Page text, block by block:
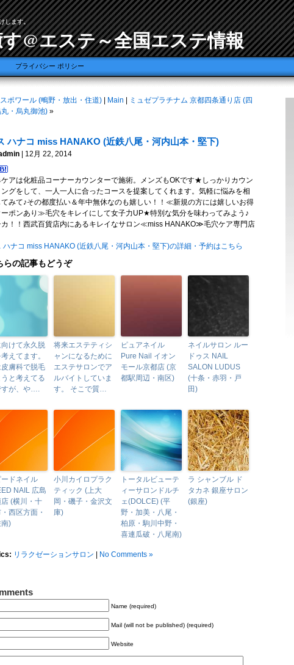
します。
@エステ～全国エステ情報
プライバシー ポリシー
ポワール (鴫野・放出・住道) Main
ミュゼプラチナム 京都四条通り店 (四
・烏丸御池) »
ハナコ miss HANAKO (近鉄八尾・河内山本・堅下)
| 12月 22, 2014
アは化粧品コーナーカウンターで施術。メンズもOKです★しっかりカウン
グをして、一人一人に合ったコースを提案してくれます。気軽に悩みを相
みて♪その都度払い＆年中無休なのも嬉しい！！≪新規の方には嬉しいお得
ーポンあり≫毛穴をキレイにして女子力UP★特別な気分を味わってみよう♪
カ！！西武百貨店内にあるキレイなサロン≪miss HANAKO≫毛穴ケア専門店
ハナコ miss HANAKO (近鉄八尾・河内山本・堅下)の詳細・予約はこちら
らの記事もどうぞ
向けて永久脱
えてます。
膚科で脱毛
うと考えてる
すが、や….
将来エステティシ
ャンになるために
エステサロンでア
ルバイトしていま
す。 そこで質…
ピュアネイル
Pure Nail イオン
モール京都店 (京
都駅周辺・南区)
ネイルサロン ルー
ドゥス NAIL
SALON LUDUS
(十条・赤羽・戸
田)
ードネイル
NAIL 広島
(横川・十
西区方面・
)
小川カイロプラク
ティック (上大
岡・磯子・金沢文
庫)
トータルビューテ
ィーサロンドルチ
ェ(DOLCE) (平
野・加美・八尾・
柏原・駒川中野・
喜連瓜破・八尾南)
ラ シャンブル ド
タカネ 銀座サロン
(銀座)
リラクゼーションサロン No Comments »
Name (required)
Mail (will not be published) (required)
Website